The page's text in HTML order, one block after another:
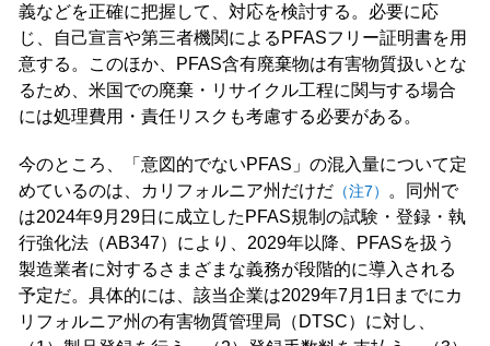
義などを正確に把握して、対応を検討する。必要に応
じ、自己宣言や第三者機関によるPFASフリー証明書を用
意する。このほか、PFAS含有廃棄物は有害物質扱いとな
るため、米国での廃棄・リサイクル工程に関与する場合
には処理費用・責任リスクも考慮する必要がある。
今のところ、「意図的でないPFAS」の混入量について定
めているのは、カリフォルニア州だけだ（注7）
。同州で
は2024年9月29日に成立したPFAS規制の試験・登録・執
行強化法（AB347）により、2029年以降、PFASを扱う
製造業者に対するさまざまな義務が段階的に導入される
予定だ。具体的には、該当企業は2029年7月1日までにカ
リフォルニア州の有害物質管理局（DTSC）に対し、